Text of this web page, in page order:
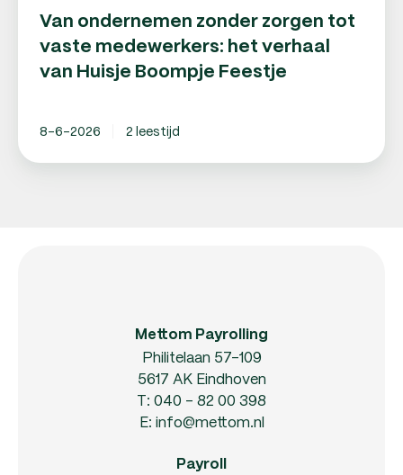
Van ondernemen zonder zorgen tot
vaste medewerkers: het verhaal
van Huisje Boompje Feestje
8-6-2026 2 leestijd
Mettom Payrolling
Philitelaan 57-109
5617 AK Eindhoven
T: 040 - 82 00 398
E: info@mettom.nl
Payroll